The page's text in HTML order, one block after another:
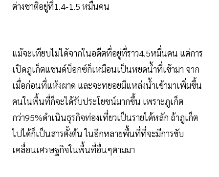
ต่างชาติอยู่ที่1.4-1.5 หมื่นคน
แม้จะเทียบไม่ได้จากในอดีตที่อยู่ที่ราว4.5หมื่นคน แต่การ
เปิดภูเก็ตแซนด์บ็อกซ์ก็เหมือนเป็นหยดน้ำที่เข้ามา จาก
เมื่อก่อนที่แห้งผาด และจะทยอยมีแหล่งน้ำเข้ามาเพิ่มขึ้น
คนในพื้นที่ก็จะได้รับประโยชน์มากขึ้น เพราะภูเก็ต
กว่า95%ดำเนินธุรกิจท่องเที่ยวเป็นรายได้หลัก ถ้าภูเก็ต
ไปได้ก็เป็นสารตั้งต้น ในอีกหลายพื้นที่ที่จะมีการขับ
เคลื่อนเศรษฐกิจในพื้นที่อื่นๆตามมา